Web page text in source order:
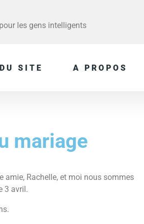
les gens intelligents
SITE A PROPOS
mariage
amie, Rachelle, et moi nous sommes
3 avril.